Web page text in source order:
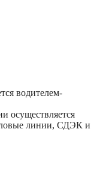
водителем-
осуществляется
линии, СДЭК и